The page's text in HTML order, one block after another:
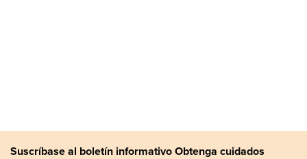
Suscríbase al boletín informativo Obtenga cuidados